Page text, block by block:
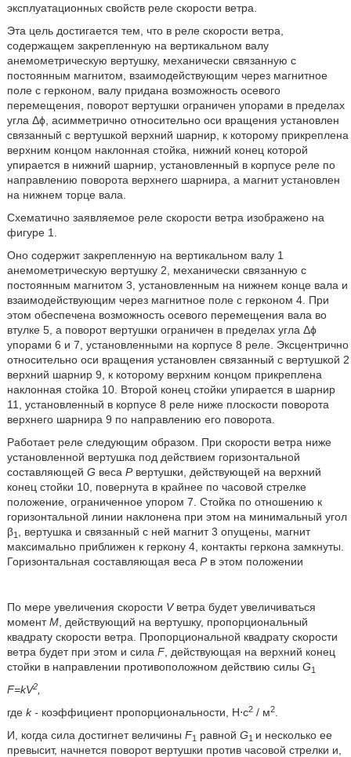
эксплуатационных свойств реле скорости ветра.
Эта цель достигается тем, что в реле скорости ветра,
содержащем закрепленную на вертикальном валу
анемометрическую вертушку, механически связанную с
постоянным магнитом, взаимодействующим через магнитное
поле с герконом, валу придана возможность осевого
перемещения, поворот вертушки ограничен упорами в пределах
угла Δϕ, асимметрично относительно оси вращения установлен
связанный с вертушкой верхний шарнир, к которому прикреплена
верхним концом наклонная стойка, нижний конец которой
упирается в нижний шарнир, установленный в корпусе реле по
направлению поворота верхнего шарнира, а магнит установлен
на нижнем торце вала.
Схематично заявляемое реле скорости ветра изображено на
фигуре 1.
Оно содержит закрепленную на вертикальном валу 1
анемометрическую вертушку 2, механически связанную с
постоянным магнитом 3, установленным на нижнем конце вала и
взаимодействующим через магнитное поле с герконом 4. При
этом обеспечена возможность осевого перемещения вала во
втулке 5, а поворот вертушки ограничен в пределах угла Δϕ
упорами 6 и 7, установленными на корпусе 8 реле. Эксцентрично
относительно оси вращения установлен связанный с вертушкой 2
верхний шарнир 9, к которому верхним концом прикреплена
наклонная стойка 10. Второй конец стойки упирается в шарнир
11, установленный в корпусе 8 реле ниже плоскости поворота
верхнего шарнира 9 по направлению его поворота.
Работает реле следующим образом. При скорости ветра ниже
установленной вертушка под действием горизонтальной
составляющей G веса Pвертушки, действующей на верхний
конец стойки 10, повернута в крайнее по часовой стрелке
положение, ограниченное упором 7. Стойка по отношению к
горизонтальной линии наклонена при этом на минимальный угол
β1
, вертушка и связанный с ней магнит 3 опущены, магнит
максимально приближен к геркону 4, контакты геркона замкнуты.
Горизонтальная составляющая веса Рв этом положении
По мере увеличения скорости Vветра будет увеличиваться
моментМ, действующий на вертушку, пропорциональный
квадрату скорости ветра. Пропорциональной квадрату скорости
ветра будет при этом и сила F, действующая на верхний конец
стойки в направлении противоположном действию силы G1
F=kV2,
гдеk - коэффициент пропорциональности, Н⋅с2/ м2.
И, когда сила достигнет величины F1 равной G1 и несколько ее
превысит, начнется поворот вертушки против часовой стрелки и,